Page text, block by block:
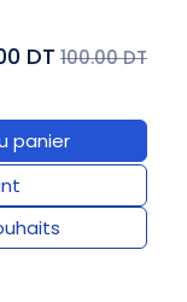
panier
DT 100.00 DT